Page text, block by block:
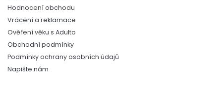
Hodnocení obchodu
Vrácení a reklamace
Ověření věku s Adulto
Obchodní podmínky
Podmínky ochrany osobních údajů
Napište nám